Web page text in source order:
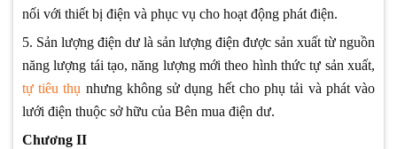
nối với thiết bị điện và phục vụ cho hoạt động phát điện.
5. Sản lượng điện dư là sản lượng điện được sản xuất từ nguồn
năng lượng tái tạo, năng lượng mới theo hình thức tự sản xuất,
tự tiêu thụ nhưng không sử dụng hết cho phụ tải và phát vào
lưới điện thuộc sở hữu của Bên mua điện dư.
Chương II